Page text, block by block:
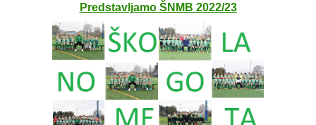
Predstavljamo ŠNMB 2022/23